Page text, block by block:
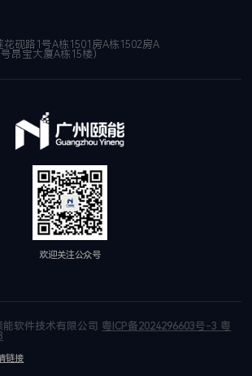
砚路1号A栋1501房A栋1502房A
昂宝大厦A栋15楼）
欢迎关注公众号
软件技术有限公司 粤ICP备2024296603号-3 粤
链接